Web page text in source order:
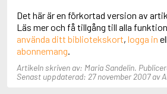
Det här är en förkortad version av
Läs mer och få tillgång till alla
använda ditt bibliotekskort, logga in
abonnemang
Artikeln skriven av: Maria Sandelin.
Senast uppdaterad: 27 november 2007 av